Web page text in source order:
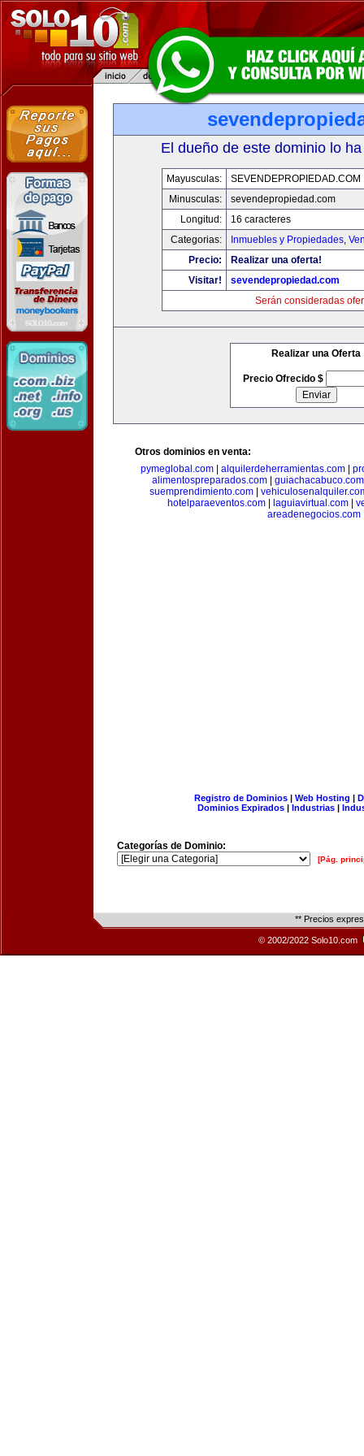
El dueño de este dominio lo
Mayusculas:
SEVENDEPROPIEDAD.COM
Minusculas:
sevendepropiedad.com
Longitud:
16 caracteres
Categorias:
Inmuebles y Propiedades,
Precio:
Realizar una oferta!
Visitar!
sevendepropiedad.com
Serán consideradas
Realizar una Oferta
Precio Ofrecido $
Otros dominios en venta:
pymeglobal.com| alquilerdeherramientas.com|
alimentospreparados.com| guiachacabuco.com
suemprendimiento.com|
hotelparaeventos.com
laguiavirtual.com
areadenegocios.com
Registro de Dominios| Web Hosting |
Dominios Expirados | Industrias |
Categorías de Dominio:
[Pág.
** Precios
© 2002/2022 Solo10.com